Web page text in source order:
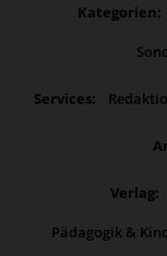
Kategorien:
Services:
Verlag:
Pädagogik &